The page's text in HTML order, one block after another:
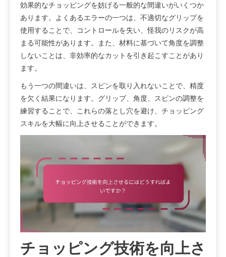
効果的なチョッピングを妨げる一般的な間違いがいくつか
あります。よくあるエラーの一つは、不適切なグリップを
使用することで、コントロールを失い、怪我のリスクが高
まる可能性があります。また、材料に基づいて角度を調整
しないことは、非効率的なカットを引き起こすことがあり
ます。
もう一つの間違いは、スピンを取り入れないことで、精度
を欠く結果になります。グリップ、角度、スピンの調整を
練習することで、これらの落とし穴を避け、チョッピング
スキルを大幅に向上させることができます。
チョッピング技術を向上さ